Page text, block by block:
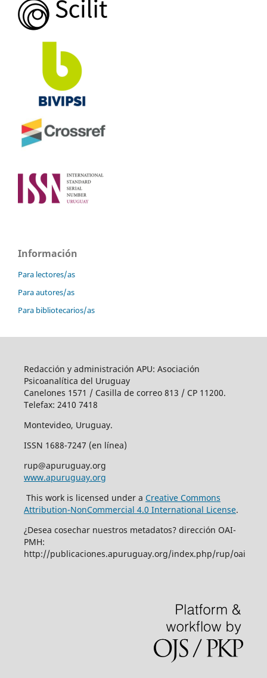
Información
Para lectores/as
Para autores/as
Para bibliotecarios/as
Redacción y administración APU: Asociación
Psicoanalítica del Uruguay
Canelones 1571 / Casilla de correo 813 / CP 11200.
Telefax: 2410 7418
Montevideo, Uruguay.
ISSN 1688-7247 (en línea)
rup@apuruguay.org
www.apuruguay.org
This work is licensed under a Creative Commons
Attribution-NonCommercial 4.0 International License.
¿Desea cosechar nuestros metadatos? dirección OAI-
PMH:
http://publicaciones.apuruguay.org/index.php/rup/oai